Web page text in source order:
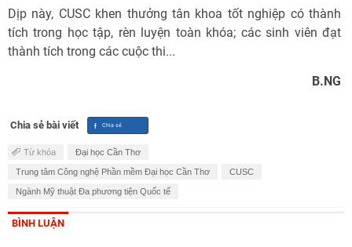
Dịp này, CUSC khen thưởng tân khoa tốt nghiệp có thành
tích trong học tập, rèn luyện toàn khóa; các sinh viên đạt
thành tích trong các cuộc thi...
B.NG
Chia sẻ bài viết
Từ khóa Đại học Cần Thơ
Trung tâm Công nghệ Phần mềm Đại học Cần Thơ CUSC
Ngành Mỹ thuật Đa phương tiện Quốc tế
BÌNH LUẬN